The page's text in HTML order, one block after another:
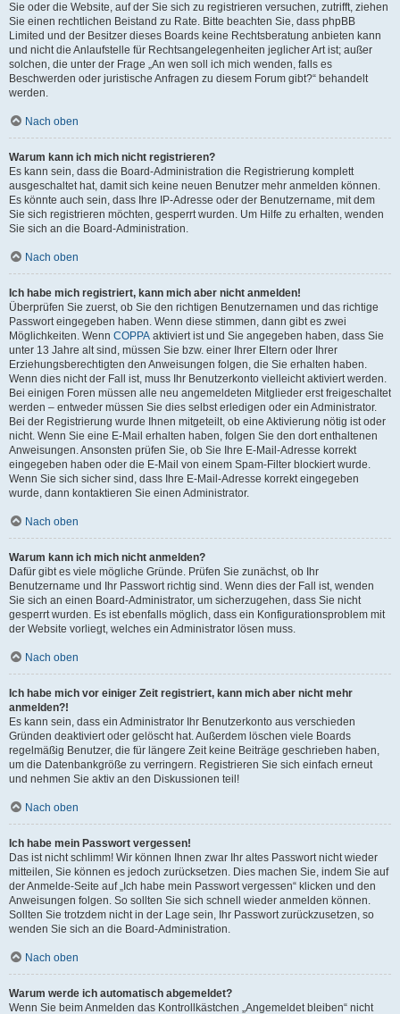
Sie oder die Website, auf der Sie sich zu registrieren versuchen, zutrifft, ziehen
Sie einen rechtlichen Beistand zu Rate. Bitte beachten Sie, dass phpBB
Limited und der Besitzer dieses Boards keine Rechtsberatung anbieten kann
und nicht die Anlaufstelle für Rechtsangelegenheiten jeglicher Art ist; außer
solchen, die unter der Frage „An wen soll ich mich wenden, falls es
Beschwerden oder juristische Anfragen zu diesem Forum gibt?“ behandelt
werden.
Nach oben
Warum kann ich mich nicht registrieren?
Es kann sein, dass die Board-Administration die Registrierung komplett
ausgeschaltet hat, damit sich keine neuen Benutzer mehr anmelden können.
Es könnte auch sein, dass Ihre IP-Adresse oder der Benutzername, mit dem
Sie sich registrieren möchten, gesperrt wurden. Um Hilfe zu erhalten, wenden
Sie sich an die Board-Administration.
Nach oben
Ich habe mich registriert, kann mich aber nicht anmelden!
Überprüfen Sie zuerst, ob Sie den richtigen Benutzernamen und das richtige
Passwort eingegeben haben. Wenn diese stimmen, dann gibt es zwei
Möglichkeiten. Wenn COPPA aktiviert ist und Sie angegeben haben, dass Sie
unter 13 Jahre alt sind, müssen Sie bzw. einer Ihrer Eltern oder Ihrer
Erziehungsberechtigten den Anweisungen folgen, die Sie erhalten haben.
Wenn dies nicht der Fall ist, muss Ihr Benutzerkonto vielleicht aktiviert werden.
Bei einigen Foren müssen alle neu angemeldeten Mitglieder erst freigeschaltet
werden – entweder müssen Sie dies selbst erledigen oder ein Administrator.
Bei der Registrierung wurde Ihnen mitgeteilt, ob eine Aktivierung nötig ist oder
nicht. Wenn Sie eine E-Mail erhalten haben, folgen Sie den dort enthaltenen
Anweisungen. Ansonsten prüfen Sie, ob Sie Ihre E-Mail-Adresse korrekt
eingegeben haben oder die E-Mail von einem Spam-Filter blockiert wurde.
Wenn Sie sich sicher sind, dass Ihre E-Mail-Adresse korrekt eingegeben
wurde, dann kontaktieren Sie einen Administrator.
Nach oben
Warum kann ich mich nicht anmelden?
Dafür gibt es viele mögliche Gründe. Prüfen Sie zunächst, ob Ihr
Benutzername und Ihr Passwort richtig sind. Wenn dies der Fall ist, wenden
Sie sich an einen Board-Administrator, um sicherzugehen, dass Sie nicht
gesperrt wurden. Es ist ebenfalls möglich, dass ein Konfigurationsproblem mit
der Website vorliegt, welches ein Administrator lösen muss.
Nach oben
Ich habe mich vor einiger Zeit registriert, kann mich aber nicht mehr
anmelden?!
Es kann sein, dass ein Administrator Ihr Benutzerkonto aus verschieden
Gründen deaktiviert oder gelöscht hat. Außerdem löschen viele Boards
regelmäßig Benutzer, die für längere Zeit keine Beiträge geschrieben haben,
um die Datenbankgröße zu verringern. Registrieren Sie sich einfach erneut
und nehmen Sie aktiv an den Diskussionen teil!
Nach oben
Ich habe mein Passwort vergessen!
Das ist nicht schlimm! Wir können Ihnen zwar Ihr altes Passwort nicht wieder
mitteilen, Sie können es jedoch zurücksetzen. Dies machen Sie, indem Sie auf
der Anmelde-Seite auf „Ich habe mein Passwort vergessen“ klicken und den
Anweisungen folgen. So sollten Sie sich schnell wieder anmelden können.
Sollten Sie trotzdem nicht in der Lage sein, Ihr Passwort zurückzusetzen, so
wenden Sie sich an die Board-Administration.
Nach oben
Warum werde ich automatisch abgemeldet?
Wenn Sie beim Anmelden das Kontrollkästchen „Angemeldet bleiben“ nicht